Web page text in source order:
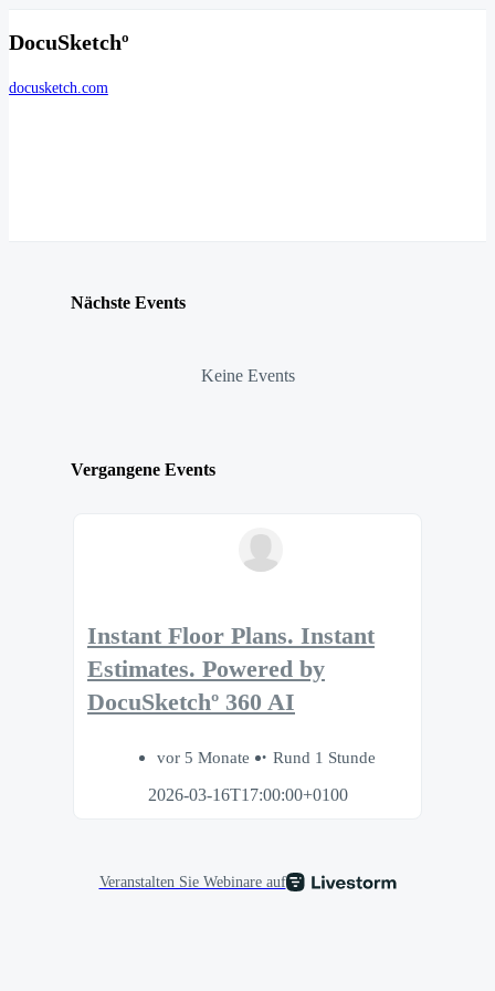
DocuSketchº
docusketch.com
Nächste Events
Keine Events
Vergangene Events
Instant Floor Plans. Instant
Estimates. Powered by
DocuSketchº 360 AI
vor 5 Monate
Rund 1 Stunde
2026-03-16T17:00:00+0100
Veranstalten Sie Webinare auf